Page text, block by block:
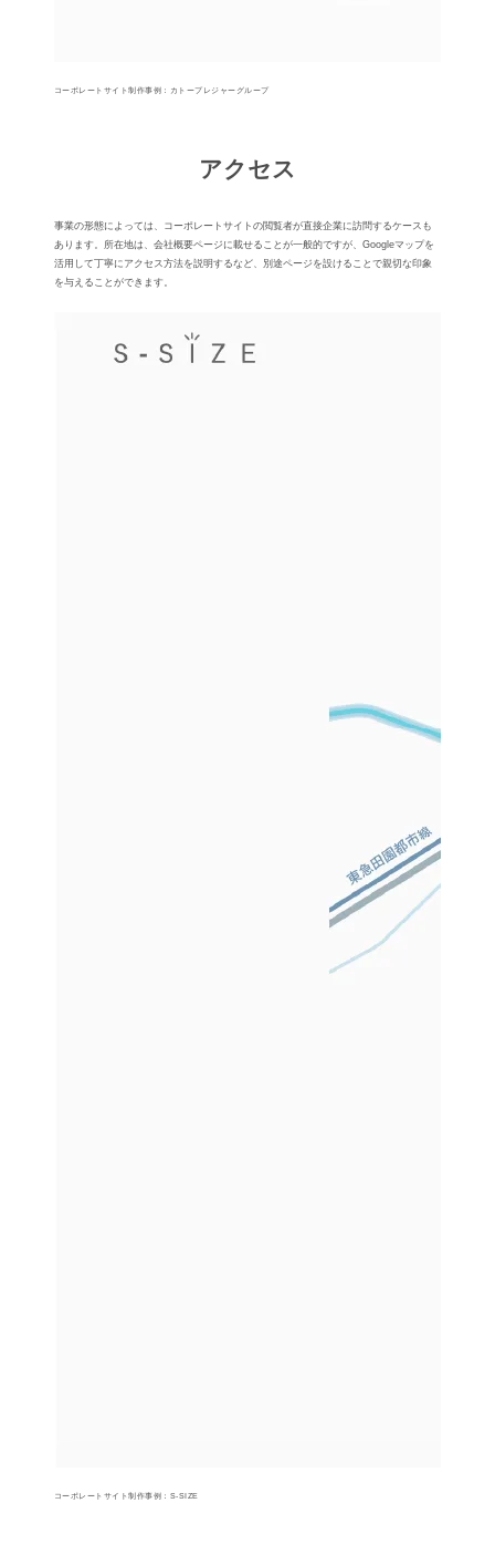
コーポレートサイト制作事例：カトープレジャーグループ
アクセス
事業の形態によっては、コーポレートサイトの閲覧者が直接企業に訪問するケースも
あります。所在地は、会社概要ページに載せることが⼀般的ですが、Googleマップを
活⽤して丁寧にアクセス⽅法を説明するなど、別途ページを設けることで親切な印象
を与えることができます。
コーポレートサイト制作事例：S-SIZE